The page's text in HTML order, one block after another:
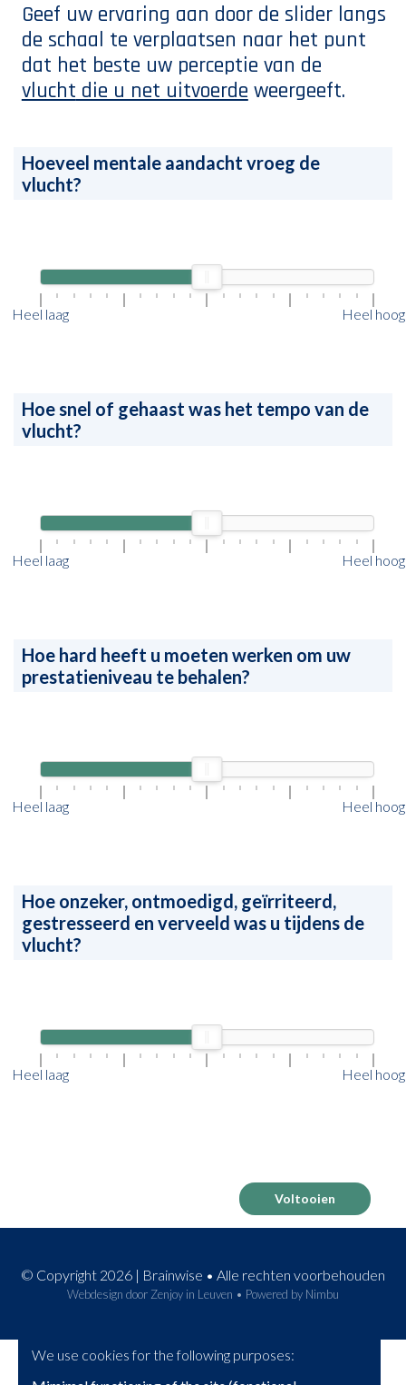
Geef uw ervaring aan door de slider langs
de schaal te verplaatsen naar het punt
dat het beste uw perceptie van de
vlucht die u net uitvoerde weergeeft.
Hoeveel mentale aandacht vroeg de
vlucht?
Heel laag Heel hoog
Hoe snel of gehaast was het tempo van de
vlucht?
Heel laag Heel hoog
Hoe hard heeft u moeten werken om uw
prestatieniveau te behalen?
Heel laag Heel hoog
Hoe onzeker, ontmoedigd, geïrriteerd,
gestresseerd en verveeld was u tijdens de
vlucht?
Heel laag Heel hoog
© Copyright 2026 | Brainwise • Alle rechten voorbehouden
Webdesign door Zenjoy in Leuven • Powered by Nimbu
We use cookies for the following purposes: